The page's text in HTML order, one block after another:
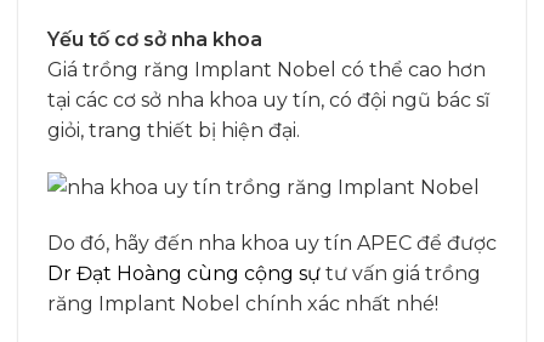
Yếu tố cơ sở nha khoa
Giá trồng răng Implant Nobel có thể cao hơn
tại các cơ sở nha khoa uy tín, có đội ngũ bác sĩ
giỏi, trang thiết bị hiện đại.
Do đó, hãy đến nha khoa uy tín APEC để được
Dr Đạt Hoàng cùng cộng sự tư vấn giá trồng
răng Implant Nobel chính xác nhất nhé!